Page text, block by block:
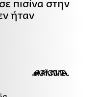
πισίνα στην
ήταν